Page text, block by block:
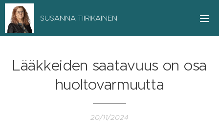
SUSANNA TIIRIKAINEN
Lääkkeiden saatavuus on osa
huoltovarmuutta
20/11/2024